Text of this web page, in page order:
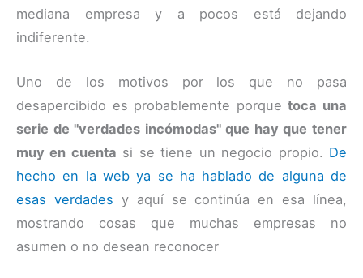
mediana empresa y a pocos está dejando
indiferente.
Uno de los motivos por los que no pasa
desapercibido es probablemente porquetoca una
serie de "verdades incómodas" que hay que tener
muy en cuenta si se tiene un negocio propio. De
hecho en la web ya se ha hablado de alguna de
esas verdades y aquí se continúa en esa línea,
mostrando cosas que muchas empresas no
asumen o no desean reconocer